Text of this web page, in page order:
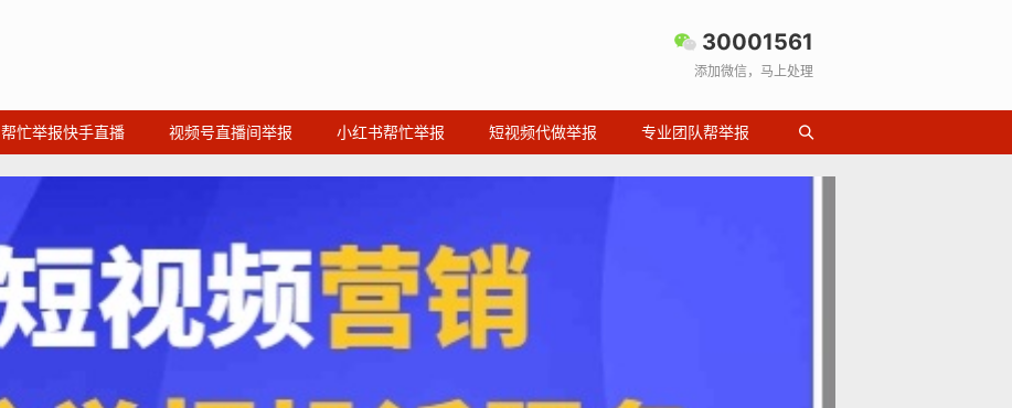
30001561
添加微信，马上处理
帮忙举报快手直播 视频号直播间举报 小红书帮忙举报 短视频代做举报 专业团队帮举报